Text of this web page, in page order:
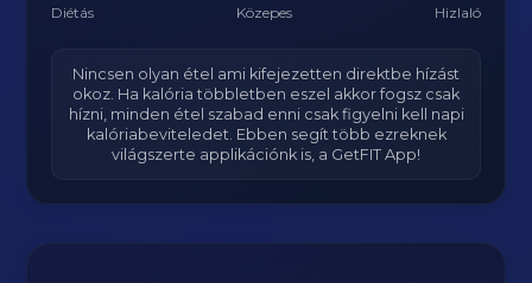
Diétás Közepes Hizlaló
Nincsen olyan étel ami kifejezetten direktbe hízást
okoz. Ha kalória többletben eszel akkor fogsz csak
hízni, minden étel szabad enni csak figyelni kell napi
kalóriabeviteledet. Ebben segít több ezreknek
világszerte applikációnk is, a GetFIT App!